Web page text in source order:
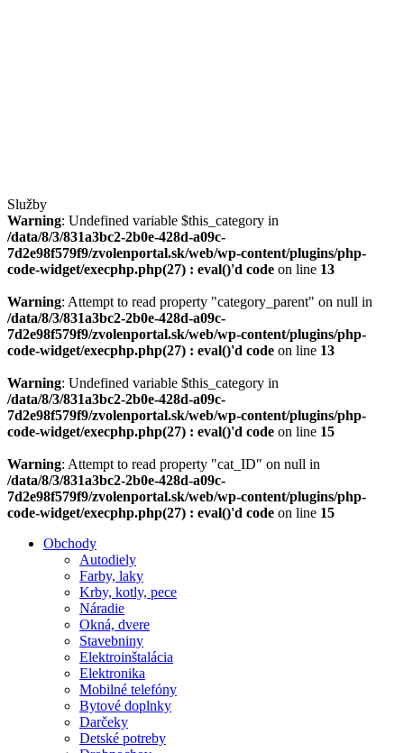
Služby
Warning: Undefined variable $this_category in
/data/8/3/831a3bc2-2b0e-428d-a09c-
7d2e98f579f9/zvolenportal.sk/web/wp-content/plugins/php-
code-widget/execphp.php(27) : eval()'d code on line 13
Warning: Attempt to read property "category_parent" on null in
/data/8/3/831a3bc2-2b0e-428d-a09c-
7d2e98f579f9/zvolenportal.sk/web/wp-content/plugins/php-
code-widget/execphp.php(27) : eval()'d code on line 13
Warning: Undefined variable $this_category in
/data/8/3/831a3bc2-2b0e-428d-a09c-
7d2e98f579f9/zvolenportal.sk/web/wp-content/plugins/php-
code-widget/execphp.php(27) : eval()'d code on line 15
Warning: Attempt to read property "cat_ID" on null in
/data/8/3/831a3bc2-2b0e-428d-a09c-
7d2e98f579f9/zvolenportal.sk/web/wp-content/plugins/php-
code-widget/execphp.php(27) : eval()'d code on line 15
Obchody
Autodiely
Farby, laky
Krby, kotly, pece
Náradie
Okná, dvere
Stavebniny
Elektroinštalácia
Elektronika
Mobilné telefóny
Bytové doplnky
Darčeky
Detské potreby